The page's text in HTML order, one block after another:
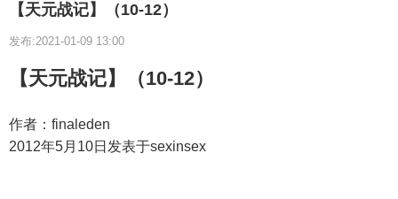
【天元战记】（10-12）
发布:2021-01-09 13:00
【天元战记】（10-12）
作者：finaleden
2012年5月10日发表于sexinsex